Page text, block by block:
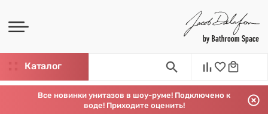
Каталог
Все новинки унитазов в шоу-руме! Подключено к
воде! Приходите оценить!